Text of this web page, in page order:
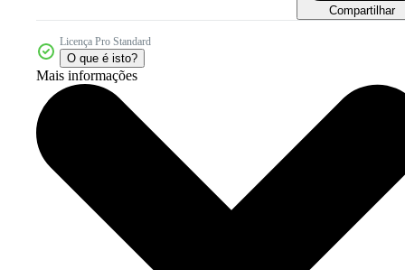
Compartilhar
Licença Pro Standard
O que é isto?
Mais informações